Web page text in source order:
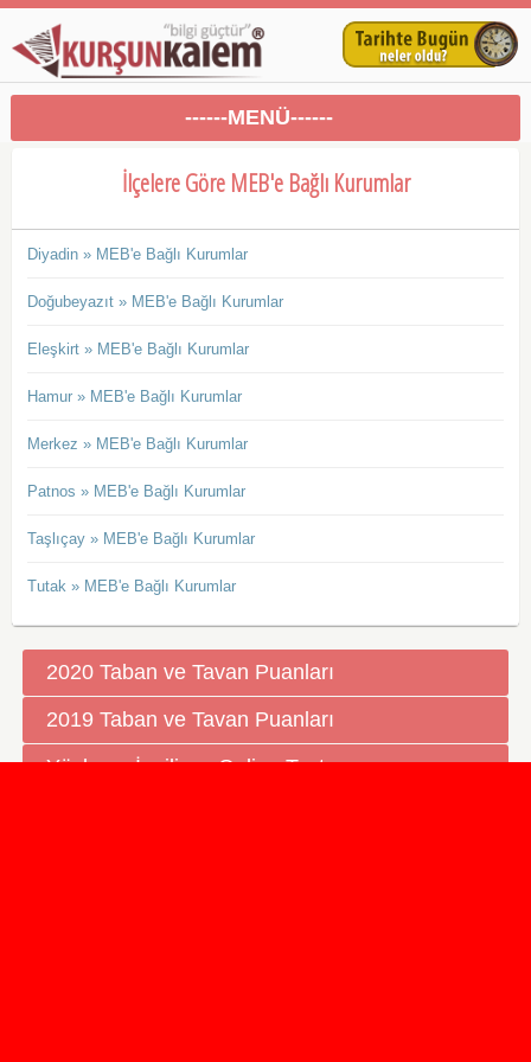
------MENÜ------
İlçelere Göre MEB'e Bağlı Kurumlar
Diyadin » MEB'e Bağlı Kurumlar
Doğubeyazıt » MEB'e Bağlı Kurumlar
Eleşkirt » MEB'e Bağlı Kurumlar
Hamur » MEB'e Bağlı Kurumlar
Merkez » MEB'e Bağlı Kurumlar
Patnos » MEB'e Bağlı Kurumlar
Taşlıçay » MEB'e Bağlı Kurumlar
Tutak » MEB'e Bağlı Kurumlar
2020 Taban ve Tavan Puanları
2019 Taban ve Tavan Puanları
Yüzlerce İngilizce Online Test